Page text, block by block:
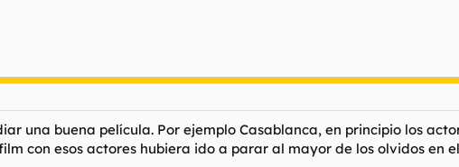
una buena película. Por ejemplo Casablanca, en principio los
con esos actores hubiera ido a parar al mayor de los olvidos en